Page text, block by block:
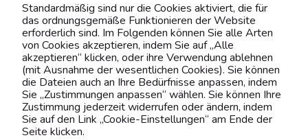
Kontaktiere uns!
0151 12200811
shop@yourhouse24.eu
Mo. - Fr. 07:00-15:00
Standardmäßig sind nur die Cookies aktiviert, die für
das ordnungsgemäße Funktionieren der Website
erforderlich sind. Im Folgenden können Sie alle Arten
von Cookies akzeptieren, indem Sie auf „Alle
akzeptieren“ klicken, oder ihre Verwendung ablehnen
(mit Ausnahme der wesentlichen Cookies). Sie können
die Dateien auch an Ihre Bedürfnisse anpassen, indem
Sie „Zustimmungen anpassen“ wählen. Sie können Ihre
Zustimmung jederzeit widerrufen oder ändern, indem
Sie auf den Link „Cookie-Einstellungen“ am Ende der
Seite klicken.